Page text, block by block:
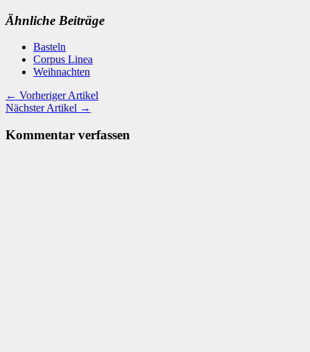
Ähnliche Beiträge
Basteln
Corpus Linea
Weihnachten
← Vorheriger Artikel
Nächster Artikel →
Kommentar verfassen